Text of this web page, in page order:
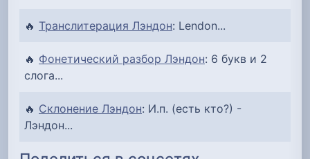
🔥 Транслитерация Лэндон: Lendon...
🔥 Фонетический разбор Лэндон: 6 букв и 2
слога...
🔥 Склонение Лэндон: И.п. (есть кто?) -
Лэндон...